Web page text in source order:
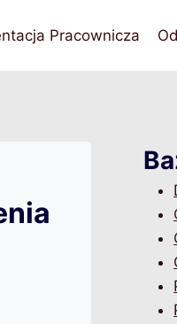
Pracownicza